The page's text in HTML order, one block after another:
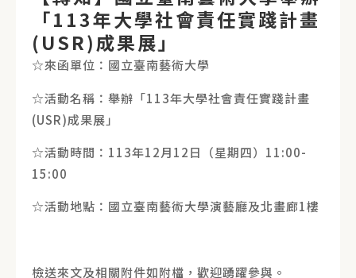
「113年大學社會責任實踐計畫
(USR)成果展」
☆來函單位：國立臺南藝術大學
☆活動名稱：舉辦「113年大學社會責任實踐計畫
(USR)成果展」
☆活動時間：113年12月12日（星期四）11:00-
15:00
☆活動地點：國立臺南藝術大學演藝廳及北畫廊1樓
檢送來文及相關附件如附檔，歡迎踴躍參與。